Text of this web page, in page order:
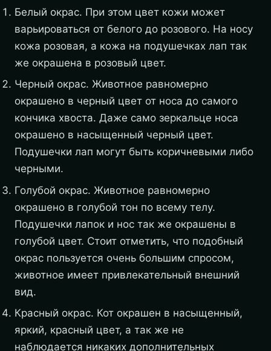
Белый окрас. При этом цвет кожи может
варьироваться от белого до розового. На носу
кожа розовая, а кожа на подушечках лап так
же окрашена в розовый цвет.
Черный окрас. Животное равномерно
окрашено в черный цвет от носа до самого
кончика хвоста. Даже само зеркальце носа
окрашено в насыщенный черный цвет.
Подушечки лап могут быть коричневыми либо
черными.
Голубой окрас. Животное равномерно
окрашено в голубой тон по всему телу.
Подушечки лапок и нос так же окрашены в
голубой цвет. Стоит отметить, что подобный
окрас пользуется очень большим спросом,
животное имеет привлекательный внешний
вид.
Красный окрас. Кот окрашен в насыщенный,
яркий, красный цвет, а так же не
наблюдается никаких дополнительных